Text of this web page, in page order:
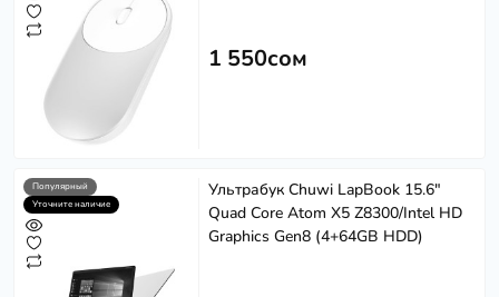
1 550сом
Популярный
Уточните наличие
Ультрабук Chuwi LapBook 15.6"
Quad Сore Atom X5 Z8300/Intel HD
Graphics Gen8 (4+64GB HDD)